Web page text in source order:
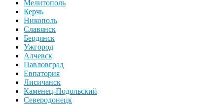
Мелитополь
Керчь
Никополь
Славянск
Бердянск
Ужгород
Алчевск
Павловград
Евпатория
Лисичанск
Каменец-Подольский
Северодонецк